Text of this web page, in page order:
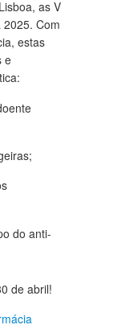
as V
Com
estas
e
do anti-
de abril!